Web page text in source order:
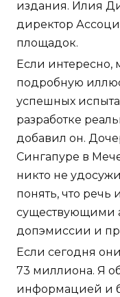
издания. Илия
директор
площадок.
Если интересно,
подробную
успешных
разработке
добавил он.
Сингапуре в
никто не
понять, что
существующими
допэмиссии и
Если сегодня
73 миллиона. Я
информацией и